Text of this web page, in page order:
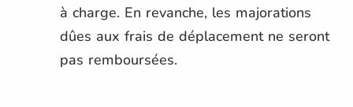
à charge. En revanche, les majorations
dûes aux frais de déplacement ne seront
pas remboursées.